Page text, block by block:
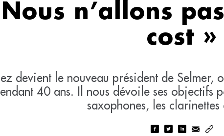
n’allons
cost »
devient le nouveau président de Selmer,
40 ans. Il nous dévoile ses objectifs
saxophones, les clarinettes